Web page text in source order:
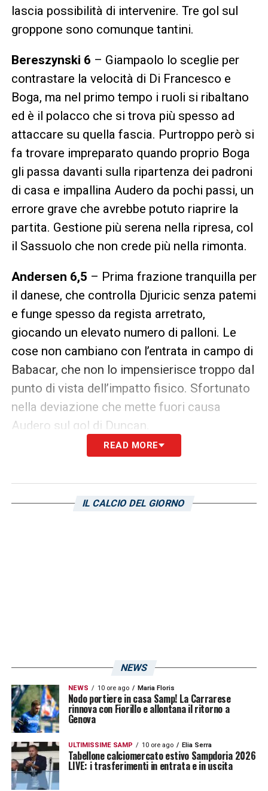
lascia possibilità di intervenire. Tre gol sul
groppone sono comunque tantini.
Bereszynski 6 – Giampaolo lo sceglie per
contrastare la velocità di Di Francesco e
Boga, ma nel primo tempo i ruoli si ribaltano
ed è il polacco che si trova più spesso ad
attaccare su quella fascia. Purtroppo però si
fa trovare impreparato quando proprio Boga
gli passa davanti sulla ripartenza dei padroni
di casa e impallina Audero da pochi passi, un
errore grave che avrebbe potuto riaprire la
partita. Gestione più serena nella ripresa, col
il Sassuolo che non crede più nella rimonta.
Andersen 6,5 – Prima frazione tranquilla per
il danese, che controlla Djuricic senza patemi
e funge spesso da regista arretrato,
giocando un elevato numero di palloni. Le
cose non cambiano con l’entrata in campo di
Babacar, che non lo impensierisce troppo dal
punto di vista dell’impatto fisico. Sfortunato
nella deviazione che mette fuori causa
Audero sul gol di Duncan.
– Stesso discorso fatto per
di Berardi – ben poche, a onor del vero –
Lirola. Quando gli capita di scendere verso
l’area avversaria, però, mette sempre in
apprensione la difesa avversaria con ottimi
traversoni: proprio lui mette l’assist per Praet
in apertura di secondo tempo.
Praet 7– Molto cercato dai suoi a inizio
READ MORE
IL CALCIO DEL GIORNO
NEWS
NEWS 10 ore ago Maria Floris
Nodo portiere in casa Samp! La Carrarese
rinnova con Fiorillo e allontana il ritorno a
Genova
ULTIMISSIME SAMP 10 ore ago Elia Serra
Tabellone calciomercato estivo Sampdoria 2026
LIVE: i trasferimenti in entrata e in uscita